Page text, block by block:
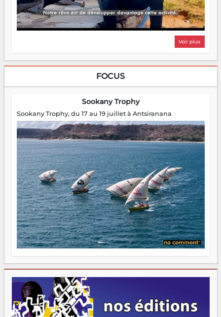
Voir plus
FOCUS
Sookany Trophy
Sookany Trophy, du 17 au 19 juillet à Antsiranana